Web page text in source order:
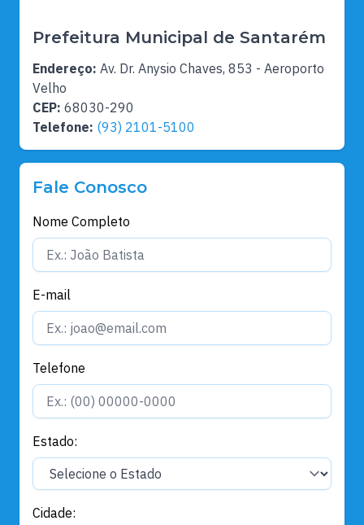
Prefeitura Municipal de Santarém
Endereço: Av. Dr. Anysio Chaves, 853 - Aeroporto
Velho
CEP: 68030-290
Telefone: (93) 2101-5100
Fale Conosco
Nome Completo
E-mail
Telefone
Estado:
Cidade: